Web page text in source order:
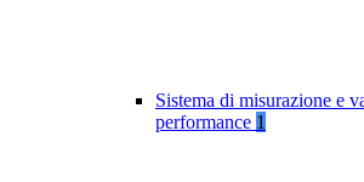
Sistema di misurazione e
performance 1